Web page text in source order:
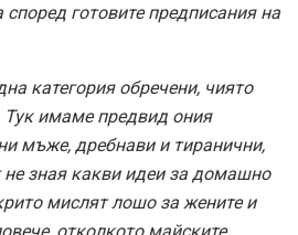
готовите предписания на
категория обречени, чиято
Тук имаме предвид ония
мъже, дребнави и тиранични,
не зная какви идеи за домашно
мислят лошо за жените и